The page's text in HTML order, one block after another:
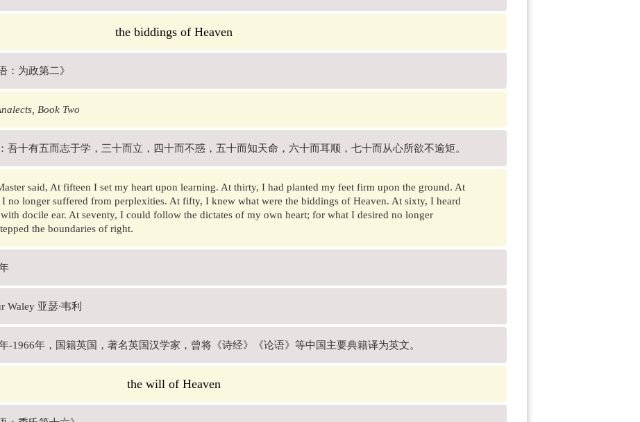
the biddings of Heaven
：为政第二》
Book Two
吾十有五而志于学，三十而立，四十而不惑，五十而知天命，六十而耳顺，七十而从心所欲不逾矩。
said, At fifteen I set my heart upon learning. At thirty, I had planted my feet firm upon the ground. At
no longer suffered from perplexities. At fifty, I knew what were the biddings of Heaven. At sixty, I heard
docile ear. At seventy, I could follow the dictates of my own heart; for what I desired no longer
the boundaries of right.
Waley 亚瑟·韦利
-1966年，国籍英国，著名英国汉学家，曾将《诗经》《论语》等中国主要典籍译为英文。
the will of Heaven